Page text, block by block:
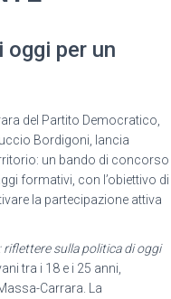
per un
del Partito Democratico,
Bordigoni, lancia
un bando di concorso
formativi, con l’obiettivo di
la partecipazione attiva
riflettere sulla politica di oggi
tra i 18 e i 25 anni,
Carrara. La